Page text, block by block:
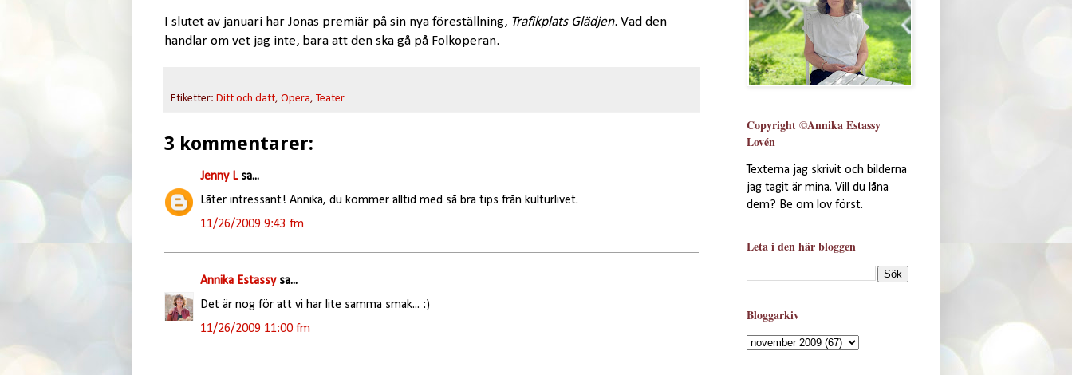
I slutet av januari har Jonas premiär på sin nya föreställning, Trafikplats Glädjen. Vad den
handlar om vet jag inte, bara att den ska gå på Folkoperan.
Etiketter: Ditt och datt, Opera, Teater
3 kommentarer:
Jenny Lsa...
Låter intressant! Annika, du kommer alltid med så bra tips från kulturlivet.
11/26/2009 9:43 fm
Annika Estassysa...
Det är nog för att vi har lite samma smak... :)
11/26/2009 11:00 fm
Copyright ©Annika Estassy
Lovén
Texterna jag skrivit och bilderna
jag tagit är mina. Vill du låna
dem? Be om lov först.
Leta i den här bloggen
Bloggarkiv